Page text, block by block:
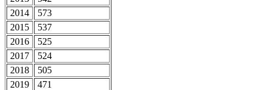
2014
573
2015
537
2016
525
2017
524
2018
505
2019
471